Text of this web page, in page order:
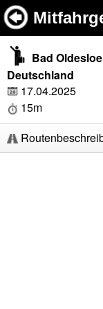
Bad
Deutschland
17.04.2025
15m